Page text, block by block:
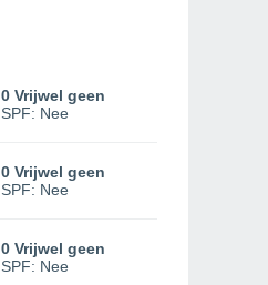
0 Vrijwel geen
SPF: Nee
0 Vrijwel geen
SPF: Nee
0 Vrijwel geen
SPF: Nee